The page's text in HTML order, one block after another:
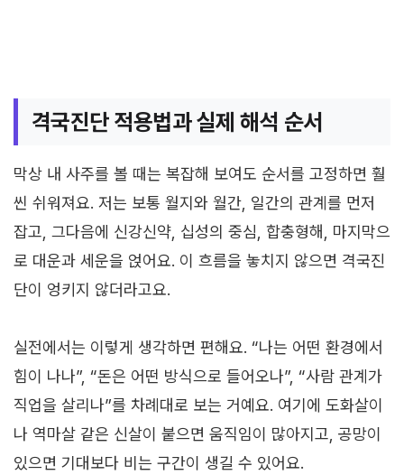
격국진단 적용법과 실제 해석 순서
막상 내 사주를 볼 때는 복잡해 보여도 순서를 고정하면 훨
씬 쉬워져요. 저는 보통 월지와 월간, 일간의 관계를 먼저
잡고, 그다음에 신강신약, 십성의 중심, 합충형해, 마지막으
로 대운과 세운을 얹어요. 이 흐름을 놓치지 않으면 격국진
단이 엉키지 않더라고요.
실전에서는 이렇게 생각하면 편해요. “나는 어떤 환경에서
힘이 나나”, “돈은 어떤 방식으로 들어오나”, “사람 관계가
직업을 살리나”를 차례대로 보는 거예요. 여기에 도화살이
나 역마살 같은 신살이 붙으면 움직임이 많아지고, 공망이
있으면 기대보다 비는 구간이 생길 수 있어요.